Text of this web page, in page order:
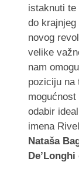
istaknuti
do
novog
velike
nam
poziciju na
odabir
imena
Nataša